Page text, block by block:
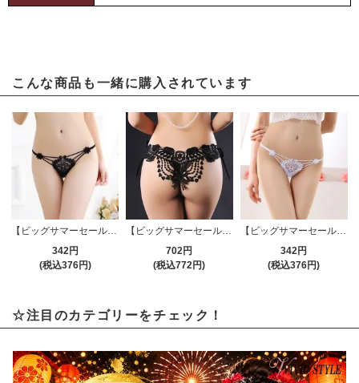
こんな商品も一緒に購入されています
【ビッグサマーセール対象品】Tバック・ショーツ(T-BACK・SHORTS) 355bk
342円
(税込376円)
【ビッグサマーセール対象品】Tバック・ショーツ(T-BACK・SHORTS) 321bk
702円
(税込772円)
【ビッグサマーセール対象品】Tバック・ショーツ(T-BACK・SHORTS) 355wt
342円
(税込376円)
☆注目のカテゴリーをチェック！